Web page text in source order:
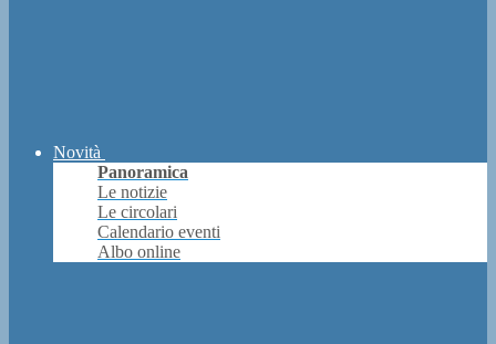
Novità
Panoramica
Le notizie
Le circolari
Calendario eventi
Albo online